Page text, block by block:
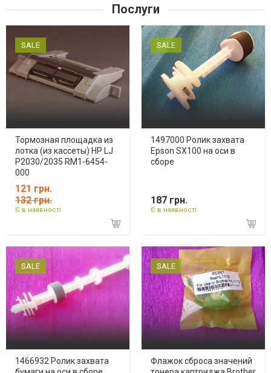
Послуги
SALE
Тормозная площадка из
лотка (из кассеты) HP LJ
P2030/2035 RM1-6454-
000
121 грн.
132 грн.
Є в наявності
SALE
1497000 Ролик захвата
Epson SX100 на оси в
сборе
187 грн.
Є в наявності
SALE
1466932 Ролик захвата
SALE
Флажок сброса значений